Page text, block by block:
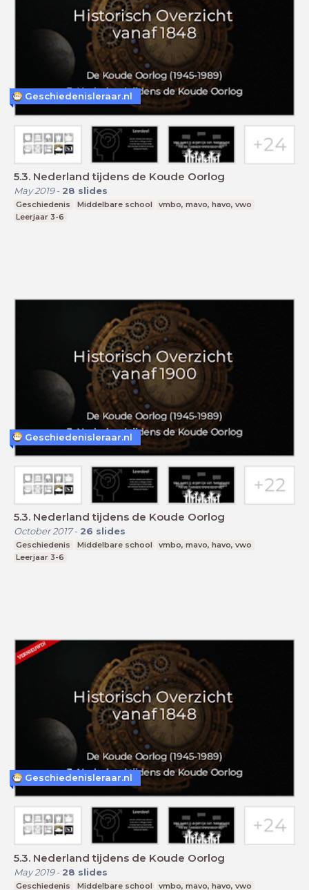
5.3. Nederland tijdens de Koude Oorlog
May 2019- 28 slides
Geschiedenis Middelbare school
vmbo, mavo, havo, vwo
Leerjaar 3-6
Geschiedenisleraar.nl
5.3. Nederland tijdens de Koude Oorlog
October 2017- 26 slides
Geschiedenis Middelbare school
vmbo, mavo, havo, vwo
Leerjaar 3-6
Geschiedenisleraar.nl
5.3. Nederland tijdens de Koude Oorlog
May 2019- 28 slides
Geschiedenis Middelbare school
vmbo, mavo, havo, vwo
Geschiedenisleraar.nl